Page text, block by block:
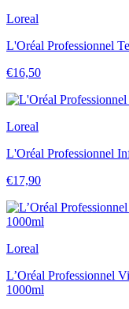
Loreal
L'Oréal Professionnel
€16,50
Loreal
L'Oréal Professionnel
€17,90
Loreal
L’Oréal Professionnel
1000ml